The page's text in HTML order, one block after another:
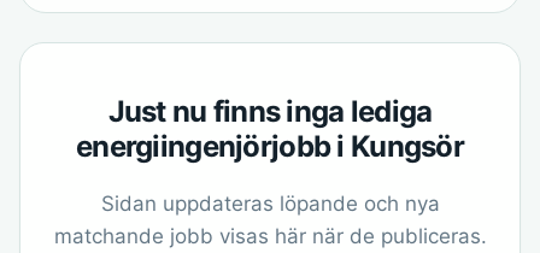
Just nu finns inga lediga
energiingenjörjobb i Kungsör
Sidan uppdateras löpande och nya
matchande jobb visas här när de publiceras.